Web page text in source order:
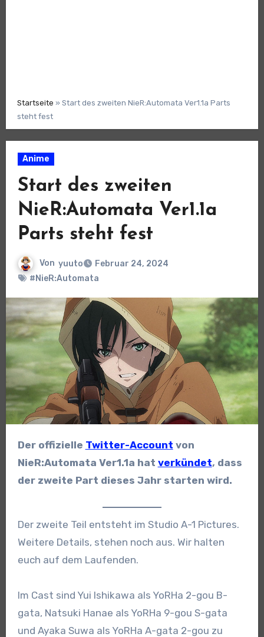
Startseite » Start des zweiten NieR:Automata Ver1.1a Parts
steht fest
Anime
Start des zweiten
NieR:Automata Ver1.1a
Parts steht fest
Von yuuto
Februar 24, 2024
#NieR:Automata
Der offizielle Twitter-Account von
NieR:Automata Ver1.1a hat verkündet, dass
der zweite Part dieses Jahr starten wird.
Der zweite Teil entsteht im Studio A-1 Pictures.
Weitere Details, stehen noch aus. Wir halten
euch auf dem Laufenden.
Im Cast sind Yui Ishikawa als YoRHa 2-gou B-
gata, Natsuki Hanae als YoRHa 9-gou S-gata
und Ayaka Suwa als YoRHa A-gata 2-gou zu